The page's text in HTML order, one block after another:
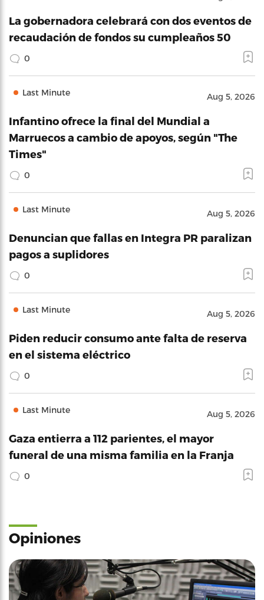
La gobernadora celebrará con dos eventos de
recaudación de fondos su cumpleaños 50
0
Last Minute Aug 5, 2026
Infantino ofrece la final del Mundial a
Marruecos a cambio de apoyos, según "The
Times"
0
Last Minute Aug 5, 2026
Denuncian que fallas en Integra PR paralizan
pagos a suplidores
0
Last Minute Aug 5, 2026
Piden reducir consumo ante falta de reserva
en el sistema eléctrico
0
Last Minute Aug 5, 2026
Gaza entierra a 112 parientes, el mayor
funeral de una misma familia en la Franja
0
Opiniones